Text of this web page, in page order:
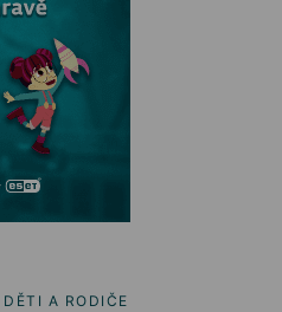
A RODIČE